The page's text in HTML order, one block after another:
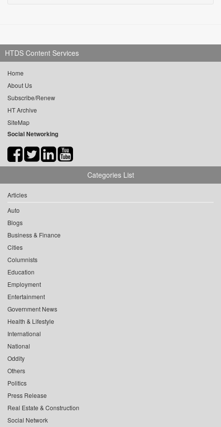
HTDS Content Services
Home
About Us
Subscribe/Renew
HT Archive
SiteMap
Social Networking
Categories List
Articles
Auto
Blogs
Business & Finance
Cities
Columnists
Education
Employment
Entertainment
Government News
Health & Lifestyle
International
National
Oddity
Others
Politics
Press Release
Real Estate & Construction
Social Network